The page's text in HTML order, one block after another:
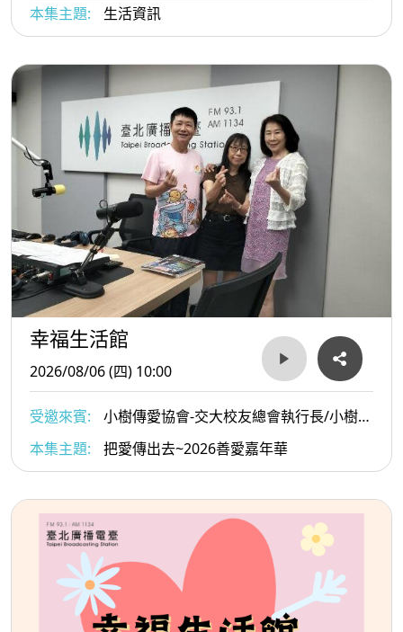
本集主題:
生活資訊
幸福生活館
2026/08/06 (四) 10:00
受邀來賓:
小樹傳愛協會-交大校友總會執行長/小樹傳
愛協會副理事長/陳俊秀與小樹傳愛協會發起人戴惠貞
Dammy老師
本集主題: 把愛傳出去~2026善愛嘉年華